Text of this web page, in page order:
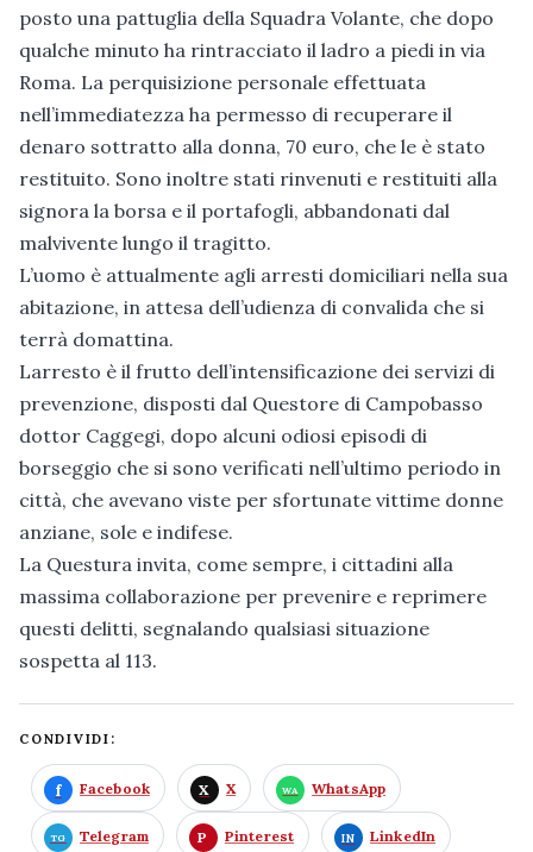
posto una pattuglia della Squadra Volante, che dopo
qualche minuto ha rintracciato il ladro a piedi in via
Roma. La perquisizione personale effettuata
nell’immediatezza ha permesso di recuperare il
denaro sottratto alla donna, 70 euro, che le è stato
restituito. Sono inoltre stati rinvenuti e restituiti alla
signora la borsa e il portafogli, abbandonati dal
malvivente lungo il tragitto.
L’uomo è attualmente agli arresti domiciliari nella sua
abitazione, in attesa dell’udienza di convalida che si
terrà domattina.
Larresto è il frutto dell’intensificazione dei servizi di
prevenzione, disposti dal Questore di Campobasso
dottor Caggegi, dopo alcuni odiosi episodi di
borseggio che si sono verificati nell’ultimo periodo in
città, che avevano viste per sfortunate vittime donne
anziane, sole e indifese.
La Questura invita, come sempre, i cittadini alla
massima collaborazione per prevenire e reprimere
questi delitti, segnalando qualsiasi situazione
sospetta al 113.
CONDIVIDI:
Facebook X WhatsApp
Telegram Pinterest LinkedIn